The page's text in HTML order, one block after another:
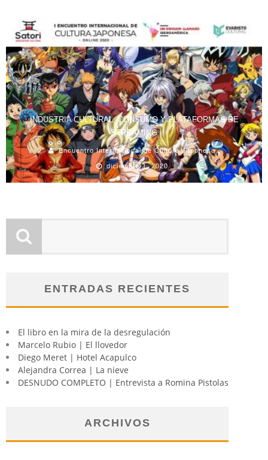
INDUSTRIA CULTURAL, CONSUMO Y PLATAFORMAS DE
STREAMING
Encuentro Internacional de Cultura Japonesa
diciembre 1, 2020
ENTRADAS RECIENTES
El libro en la mira de la desregulación
Marcelo Rubio | El llovedor
Diego Meret | Hotel Acapulco
Alejandra Correa | La nieve
DESNUDO COMPLETO | Entrevista a Romina Pistolas
ARCHIVOS